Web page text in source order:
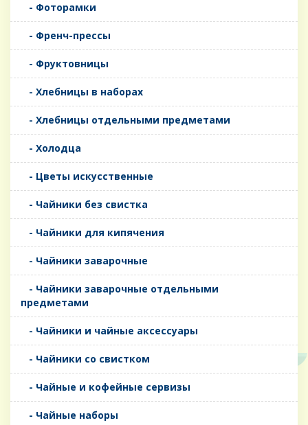
- Фоторамки
- Френч-прессы
- Фруктовницы
- Хлебницы в наборах
- Хлебницы отдельными предметами
- Холодца
- Цветы искусственные
- Чайники без свистка
- Чайники для кипячения
- Чайники заварочные
- Чайники заварочные отдельными
предметами
- Чайники и чайные аксессуары
- Чайники со свистком
- Чайные и кофейные сервизы
- Чайные наборы